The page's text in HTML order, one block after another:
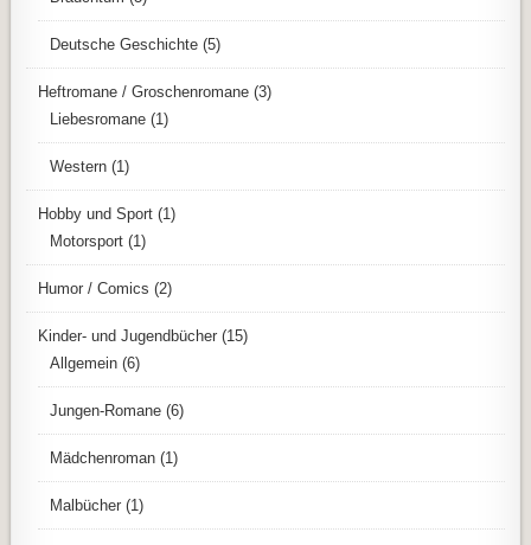
Deutsche Geschichte (5)
Heftromane / Groschenromane (3)
Liebesromane (1)
Western (1)
Hobby und Sport (1)
Motorsport (1)
Humor / Comics (2)
Kinder- und Jugendbücher (15)
Allgemein (6)
Jungen-Romane (6)
Mädchenroman (1)
Malbücher (1)